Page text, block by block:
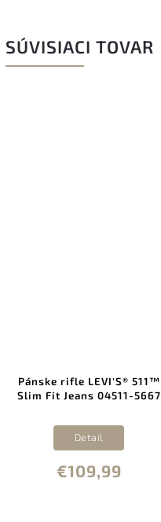
SÚVISIACI TOVAR
Pánske rifle LEVI'S® 511™
Slim Fit Jeans 04511-5667
€109,99
Detail